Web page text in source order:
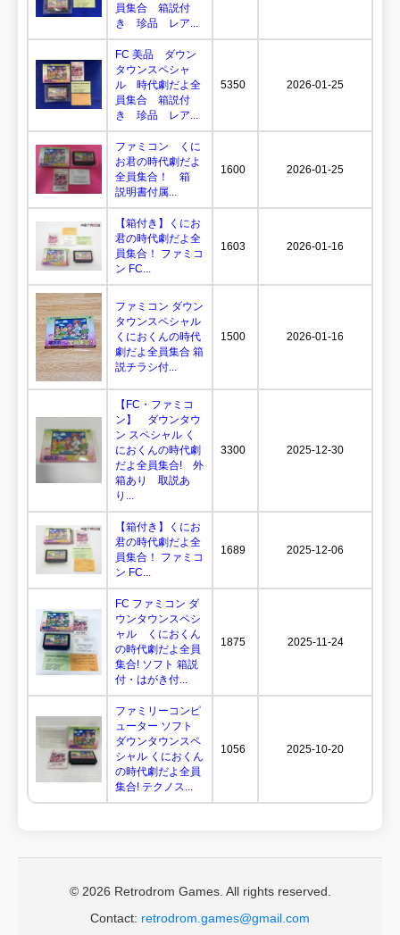
員集合 箱説付
き 珍品 レア...
FC 美品 ダウン
タウンスペシャ
ル 時代劇だよ全
員集合 箱説付
き 珍品 レア...
5350 2026-01-25
ファミコン くに
お君の時代劇だよ
全員集合！ 箱
説明書付属...
1600 2026-01-25
【箱付き】くにお
君の時代劇だよ全
員集合！ ファミコ
ン FC...
1603 2026-01-16
ファミコン ダウン
タウンスペシャル
くにおくんの時代
劇だよ全員集合 箱
説チラシ付...
1500 2026-01-16
【FC・ファミコ
ン】 ダウンタウ
ン スペシャル く
におくんの時代劇
だよ全員集合! 外
箱あり 取説あ
り...
3300 2025-12-30
【箱付き】くにお
君の時代劇だよ全
員集合！ ファミコ
ン FC...
1689 2025-12-06
FC ファミコン ダ
ウンタウンスペシ
ャル くにおくん
の時代劇だよ全員
集合! ソフト 箱説
付・はがき付...
1875 2025-11-24
ファミリーコンピ
ューター ソフト
ダウンタウンスペ
シャル くにおくん
の時代劇だよ全員
集合! テクノス...
1056 2025-10-20
© 2026 Retrodrom Games. All rights reserved.
Contact: retrodrom.games@gmail.com